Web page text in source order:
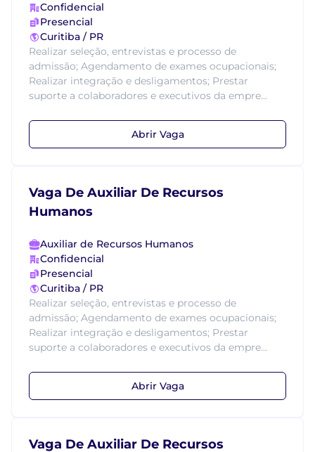
Confidencial
Presencial
Curitiba / PR
Realizar seleção, entrevistas e processo de
admissão; Agendamento de exames ocupacionais;
Realizar integração e desligamentos; Prestar
suporte a colaboradores e executivos da empre...
Abrir Vaga
Vaga De Auxiliar De Recursos
Humanos
Auxiliar de Recursos Humanos
Confidencial
Presencial
Curitiba / PR
Realizar seleção, entrevistas e processo de
admissão; Agendamento de exames ocupacionais;
Realizar integração e desligamentos; Prestar
suporte a colaboradores e executivos da empre...
Abrir Vaga
Vaga De Auxiliar De Recursos